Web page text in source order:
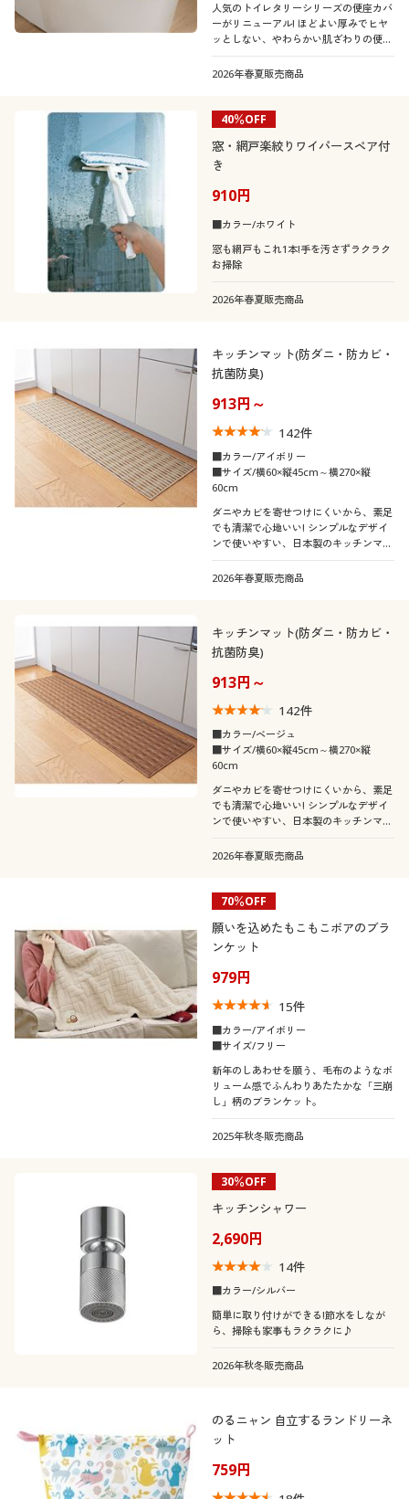
人気のトイレタリーシリーズの便座カバ
ーがリニューアル! ほどよい厚みでヒヤ
ッとしない、やわらかい肌ざわりの便座
カバーです。オリジナルカラー展開で、
コーディネートも自由自在。いつでも買
2026年春夏販売商品
40％OFF
窓・網戸楽絞りワイパースペア付
き
910円
■カラー/ホワイト
窓も網戸もこれ1本!手を汚さずラクラク
お掃除
2026年春夏販売商品
キッチンマット(防ダニ・防カビ・
抗菌防臭)
913円～
142件
■カラー/アイボリー
■サイズ/横60×縦45cm～横270×縦
60cm
ダニやカビを寄せつけにくいから、素足
でも清潔で心地いい! シンプルなデザイ
ンで使いやすい、日本製のキッチンマッ
トです。豊富なサイズ展開をご用意しま
した。汚れても洗濯機で丸洗いできま
2026年春夏販売商品
キッチンマット(防ダニ・防カビ・
抗菌防臭)
913円～
142件
■カラー/ベージュ
■サイズ/横60×縦45cm～横270×縦
60cm
ダニやカビを寄せつけにくいから、素足
でも清潔で心地いい! シンプルなデザイ
ンで使いやすい、日本製のキッチンマッ
した。汚れても洗濯機で丸洗いできま
2026年春夏販売商品
70％OFF
願いを込めたもこもこボアのブラ
ンケット
979円
15件
■カラー/アイボリー
■サイズ/フリー
新年のしあわせを願う、毛布のようなボ
リューム感でふんわりあたたかな「三崩
し」柄のブランケット。
2025年秋冬販売商品
30％OFF
キッチンシャワー
2,690円
14件
■カラー/シルバー
簡単に取り付けができる!節水をしなが
ら、掃除も家事もラクラクに♪
2026年秋冬販売商品
のるニャン 自立するランドリーネ
ット
759円